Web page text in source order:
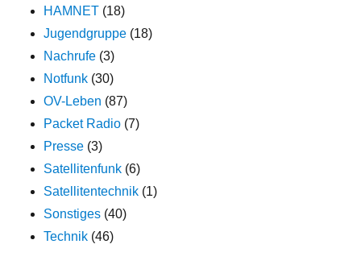
HAMNET (18)
Jugendgruppe (18)
Nachrufe (3)
Notfunk (30)
OV-Leben (87)
Packet Radio (7)
Presse (3)
Satellitenfunk (6)
Satellitentechnik (1)
Sonstiges (40)
Technik (46)